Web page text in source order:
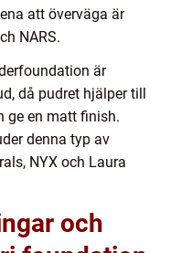
att överväga är
NARS.
är
då pudret hjälper till
ge en matt finish.
denna typ av
NYX och Laura
och